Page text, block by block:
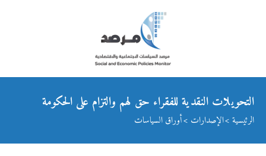
التحويلات النقدية للفقراء حق لهم والتزام على الحكومة
الرئيسية الإصدارات أوراق السياسات